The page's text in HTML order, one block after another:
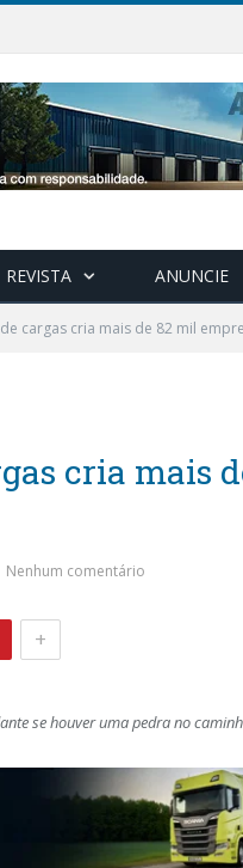
REVISTA ANUNCIE
cargas cria mais de 82 mil
cria mais
Nenhum comentário
+
se houver uma pedra no